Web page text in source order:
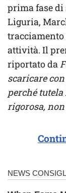
prima fase
Liguria,
attività. Il
riportato da
scaricare
perché
rigorosa,